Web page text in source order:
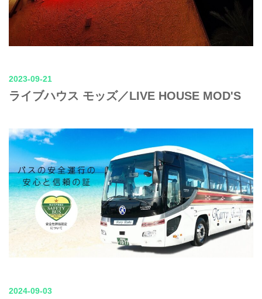
2023-09-21
ライブハウス モッズ／LIVE HOUSE MOD'S
2024-09-03